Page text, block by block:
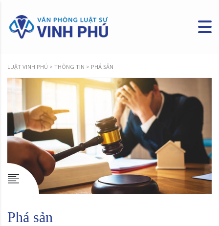
LUẬT VINH PHÚ > THÔNG TIN > PHÁ SẢN
Phá sản